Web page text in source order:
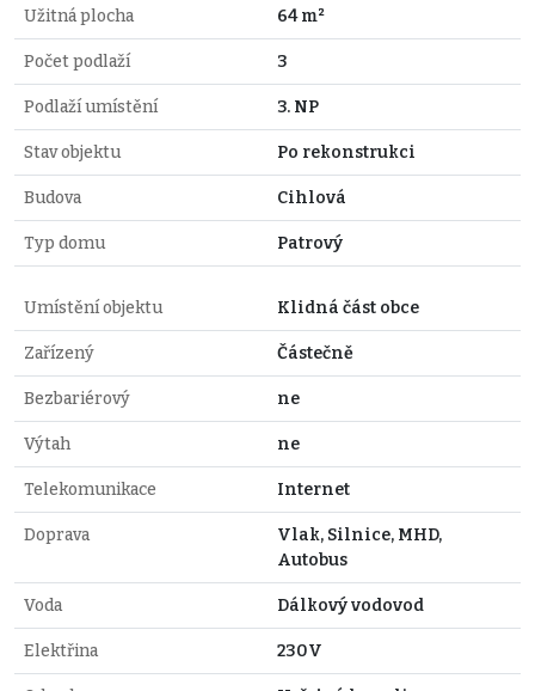
Užitná plocha 64 m²
Počet podlaží 3
Podlaží umístění 3. NP
Stav objektu Po rekonstrukci
Budova Cihlová
Typ domu Patrový
Umístění objektu Klidná část obce
Zařízený Částečně
Bezbariérový ne
Výtah ne
Telekomunikace Internet
Doprava
Vlak, Silnice, MHD,
Autobus
Voda Dálkový vodovod
Elektřina 230V